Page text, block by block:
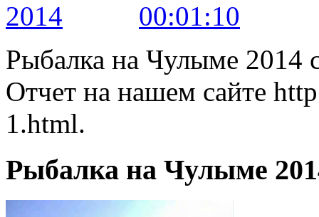
00:01:10
Рыбалка на Чулыме 2014
Отчет на нашем сайте
1.html.
Рыбалка на Чулыме